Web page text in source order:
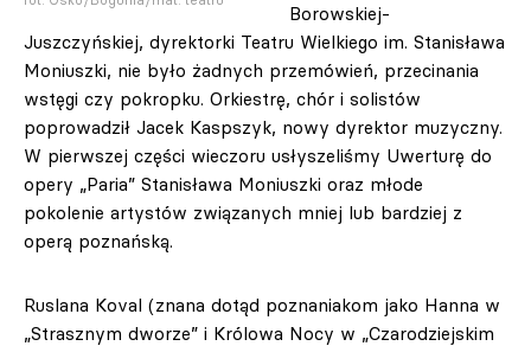
Borowskiej-
Juszczyńskiej, dyrektorki Teatru Wielkiego im. Stanisława
Moniuszki, nie było żadnych przemówień, przecinania
wstęgi czy pokropku. Orkiestrę, chór i solistów
poprowadził Jacek Kaspszyk, nowy dyrektor muzyczny.
W pierwszej części wieczoru usłyszeliśmy Uwerturę do
opery „Paria” Stanisława Moniuszki oraz młode
pokolenie artystów związanych mniej lub bardziej z
operą poznańską.
Ruslana Koval (znana dotąd poznaniakom jako Hanna w
„Strasznym dworze” i Królowa Nocy w „Czarodziejskim